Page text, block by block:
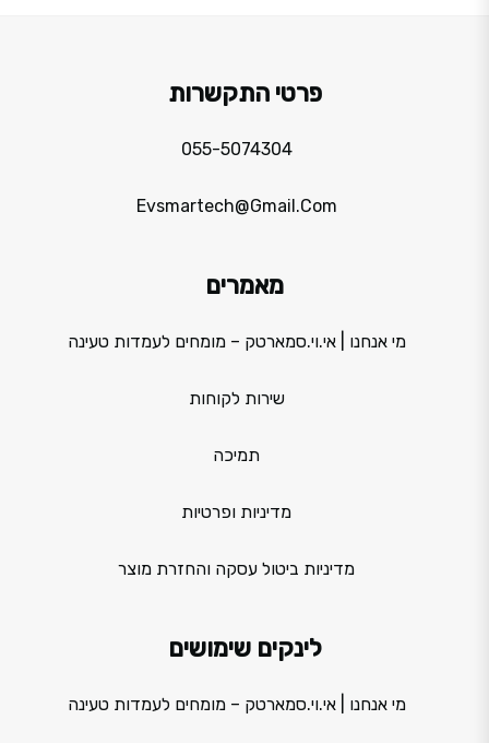
פרטי התקשרות
055-5074304
Evsmartech@gmail.com
מאמרים
מי אנחנו | אי.וי.סמארטק – מומחים לעמדות טעינה
שירות לקוחות
תמיכה
מדיניות ופרטיות
מדיניות ביטול עסקה והחזרת מוצר
לינקים שימושים
מי אנחנו | אי.וי.סמארטק – מומחים לעמדות טעינה